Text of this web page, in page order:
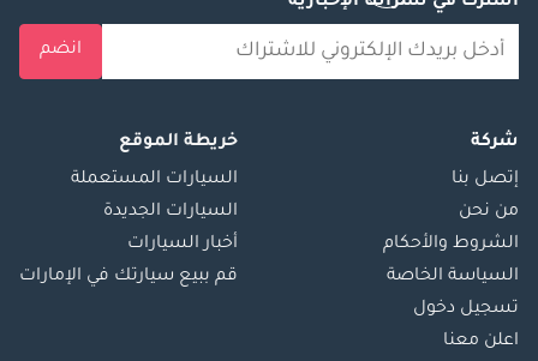
انضم
شركة
إتصل بنا
من نحن
الشروط والأحكام
السياسة الخاصة
تسجيل دخول
اعلن معنا
خريطة الموقع
السيارات المستعملة
السيارات الجديدة
أخبار السيارات
قم ببيع سيارتك في الإمارات